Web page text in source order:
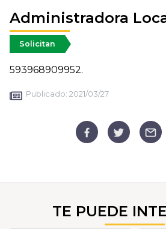
Administradora
Solicitan
593968909952.
Publicado: 2021/03/27
TE PUEDE